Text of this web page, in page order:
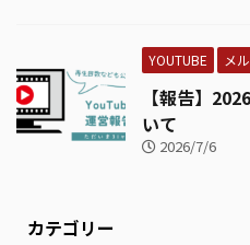
YOUTUBE メ
【報告】
いて
2026/7/6
カテゴリー